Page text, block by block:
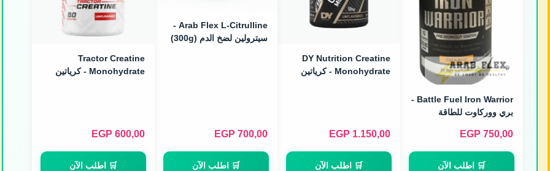
Battle Fuel Iron Warrior -
بري ووركاوت للطاقة
750,00
EGP
🛒 اطلب الآن
DY Nutrition Creatine
Monohydrate - كرياتين
1.150,00
EGP
🛒 اطلب الآن
Arab Flex L-Citrulline -
سيترولين لضخ الدم (300g)
700,00
EGP
🛒 اطلب الآن
Tractor Creatine
Monohydrate - كرياتين
600,00
EGP
🛒 اطلب الآن